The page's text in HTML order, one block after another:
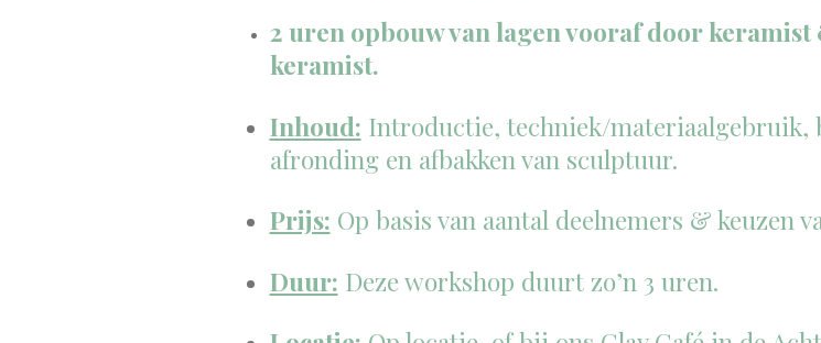
2 uren opbouw van lagen vooraf door
keramist.
Inhoud: Introductie, techniek/
afronding en afbakken van sculptuur.
Prijs: Op basis van aantal deelnemers & keuzen
Duur: Deze workshop duurt zo’n 3 uren.